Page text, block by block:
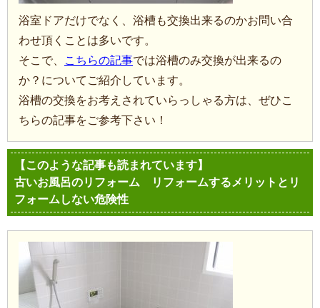
浴室ドアだけでなく、浴槽も交換出来るのかお問い合
わせ頂くことは多いです。
そこで、
こちらの記事では浴槽のみ交換が出来るの
か？についてご紹介しています。
浴槽の交換をお考えされていらっしゃる方は、ぜひこ
ちらの記事をご参考下さい！
【このような記事も読まれています】
古いお風呂のリフォーム リフォームするメリットとリ
フォームしない危険性